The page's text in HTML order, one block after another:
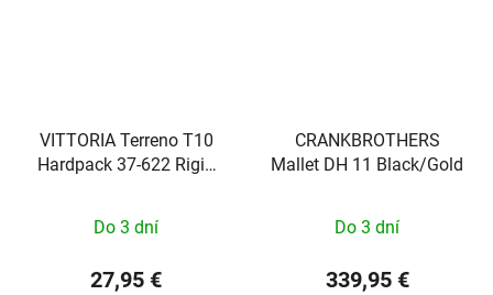
VITTORIA Terreno T10
Hardpack 37-622 Rigid
Do 3 dní
27,95 €
CRANKBROTHERS
Mallet DH 11 Black/Gold
Do 3 dní
339,95 €